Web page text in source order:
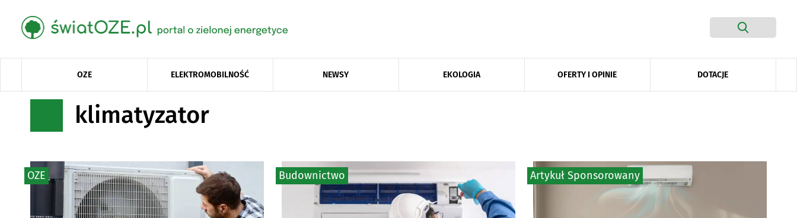
OZE ELEKTROMOBILNOŚĆ NEWSY EKOLOGIA OFERTY I OPINIE DOTACJE
klimatyzator
OZE Budownictwo Artykuł Sponsorowany